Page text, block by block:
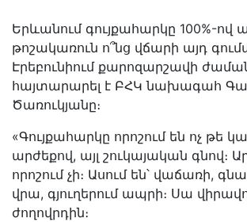
Երևանում գույքահարկը 100%-ով
թոշակառուն ո՞նց վճարի այդ
Էրեբունիում քարոզարշավի
հայտարարել է ԲՀԿ նախագահ
Ծառուկյանը։
«Գույքահարկը որոշում են ոչ թե
արժեքով, այլ շուկայական գնով։
որոշում չի։ Ասում են՝ վաճառի,
վրա, գյուղերում ապրի։ Սա
ժողովրդին։